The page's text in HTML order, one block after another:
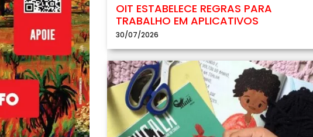
OIT ESTABELECE REGRAS PARA
TRABALHO EM APLICATIVOS
30/07/2026